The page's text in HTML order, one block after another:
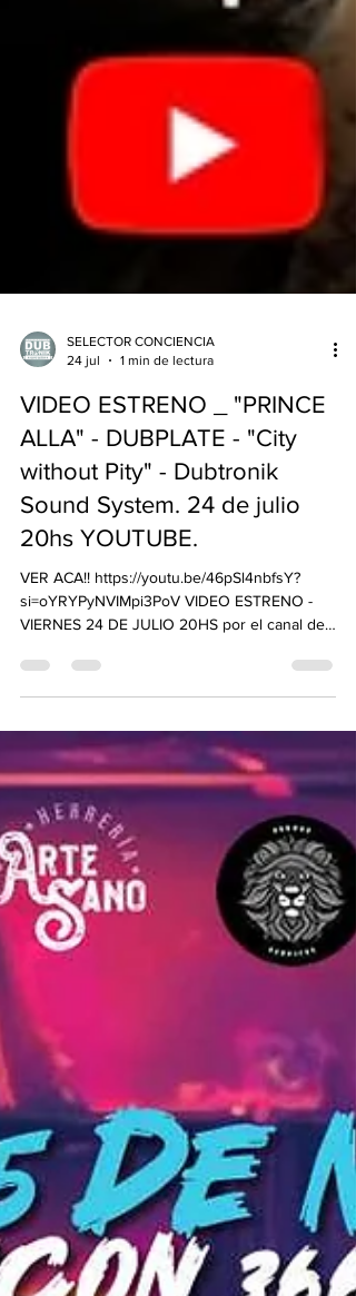
SELECTOR CONCIENCIA
VIDEO ESTRENO _ "PRINCE
ALLA" - DUBPLATE - "City
without Pity" - Dubtronik
Sound System. 24 de julio
20hs YOUTUBE.
VER ACA!! https://youtu.be/46pSl4nbfsY?
si=oYRYPyNVIMpi3PoV VIDEO ESTRENO -
PRINCE ALLA – "CITY WITHOUT PITY"
este clásico del roots reggae, Prince Alla
retrata una sociedad donde la indiferencia, la
desigualdad y la falta de compasión dejan a
los más vulnerables en el abandono. Su
mensaje no es solo una crítica social: es
también un llamado espiritual a recuper